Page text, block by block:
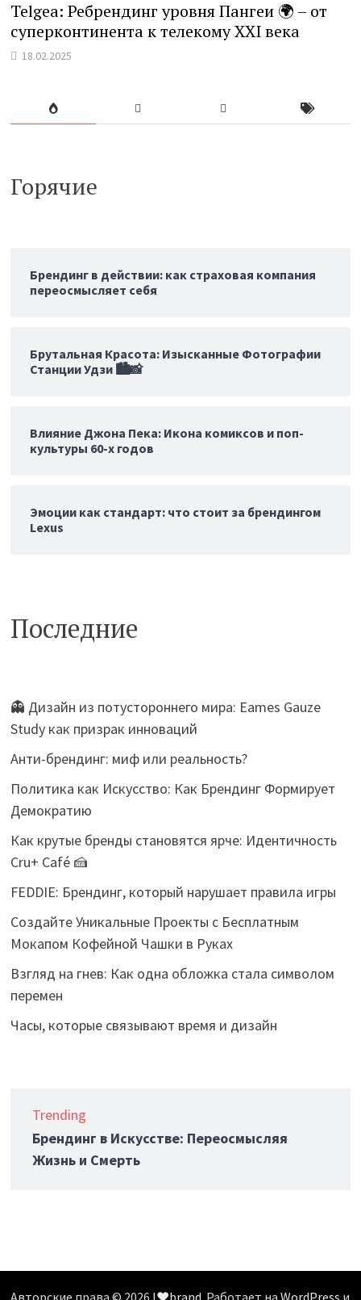
Telgea: Ребрендинг уровня Пангеи 🌍 – от
суперконтинента к телекому XXI века
18.02.2025
Горячие
Брендинг в действии: как страховая компания
переосмысляет себя
Брутальная Красота: Изысканные Фотографии
Станции Удзи 🏙️📸
Влияние Джона Пека: Икона комиксов и поп-
культуры 60-х годов
Эмоции как стандарт: что стоит за брендингом
Lexus
Последние
👻 Дизайн из потустороннего мира: Eames Gauze
Study как призрак инноваций
Анти-брендинг: миф или реальность?
Политика как Искусство: Как Брендинг Формирует
Демократию
Как крутые бренды становятся ярче: Идентичность
Cru+ Café 🍰
FEDDIE: Брендинг, который нарушает правила игры
Создайте Уникальные Проекты с Бесплатным
Мокапом Кофейной Чашки в Руках
Взгляд на гнев: Как одна обложка стала символом
перемен
Часы, которые связывают время и дизайн
Trending
Брендинг в Искусстве: Переосмысляя
Жизнь и Смерть
Авторские права © 2026 I❤️brand . Работает наWordPress и